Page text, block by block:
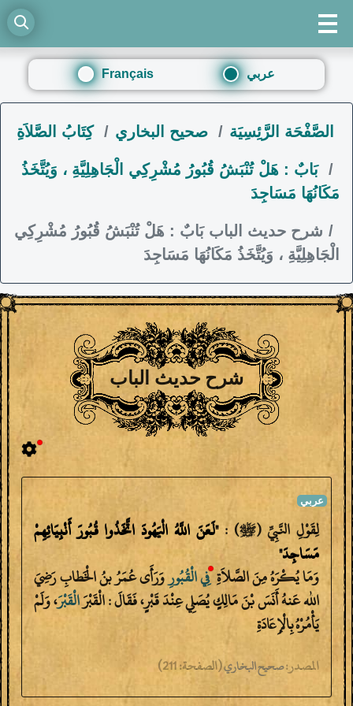
Français عربي
الصَّفْحَة الرَّئِسِيَة صحيح البخاري كِتَابُ الصَّلاَةِ
بَابٌ : هَلْ تُنْبَشُ قُبُورُ مُشْرِكِي الْجَاهِلِيَّةِ ، وَيُتَّخَذُ
مَكَانُهَا مَسَاجِدَ
شرح حديث الباب بَابٌ : هَلْ تُنْبَشُ قُبُورُ مُشْرِكِي
الْجَاهِلِيَّةِ ، وَيُتَّخَذُ مَكَانُهَا مَسَاجِدَ
شرح حديث الباب
لِقَوْلِ النَّبِيِّ (ﷺ) :"‎لَعَنَ اللَّهُ الْيَهُودَ اتَّخَذُوا قُبُورَ أَنْبِيَائِهِمْ
مَسَاجِدَ"
وَمَا يُكْرَهُ مِنَ الصَّلاَةِفِيالْقُبُورِوَرَأَى عُمَرُ بنُ الْخَطابِ رَضِيَ
الله عَنهُ أَنَسَ بْنَ مَالِكٍ يُصَلِي عِنْدَ قَبْرٍ، فَقَالَ : الْقَبْرَالْقَبْرَ، وَلَمْ
يَأْمُرْهُ بِالْإِعَادَةِ
المصدر:صحيح البخاري(الصفحة:211)